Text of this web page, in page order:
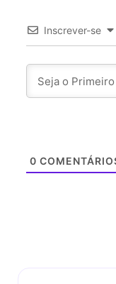
Inscrever-se
0